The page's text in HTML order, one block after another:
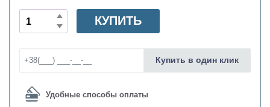
Удобные способы оплаты
КУПИТЬ
Купить в один клик